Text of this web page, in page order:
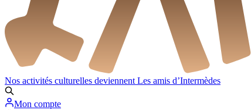
Nos activités culturelles deviennent Les amis d’Intermèdes
Mon compte